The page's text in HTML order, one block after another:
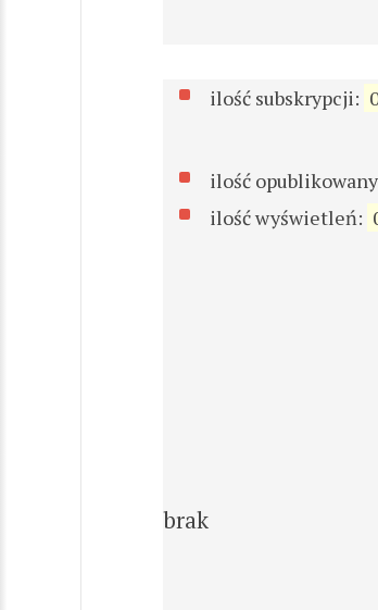
ilość subskrypcji:
ilość
ilość wyświetleń:
brak